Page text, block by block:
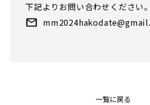
下記よりお問い合わせください。
一覧に戻る